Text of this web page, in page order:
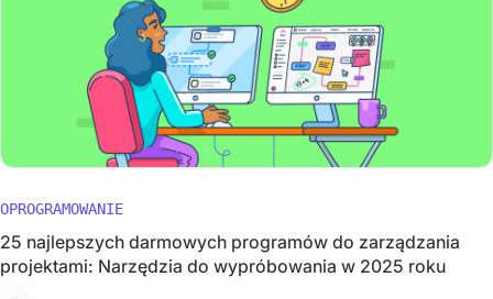
OPROGRAMOWANIE
25 najlepszych darmowych programów do zarządzania
projektami: Narzędzia do wypróbowania w 2025 roku